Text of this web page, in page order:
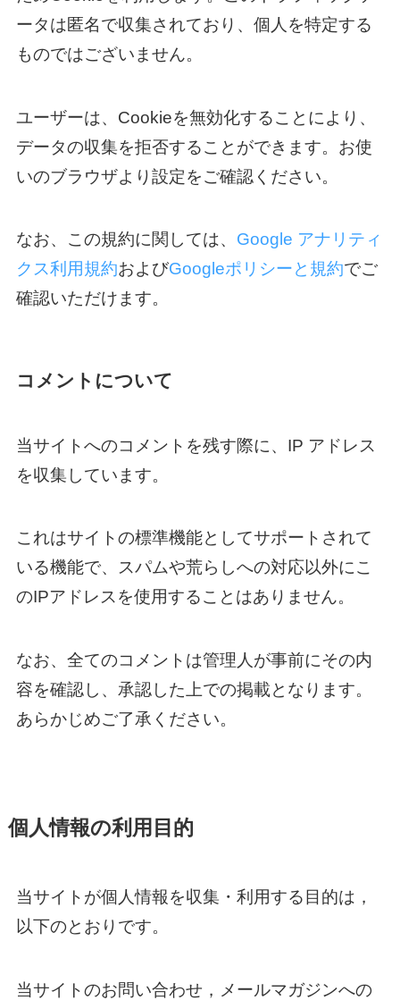
ータは匿名で収集されており、個人を特定する
ものではございません。
ユーザーは、Cookieを無効化することにより、
データの収集を拒否することができます。お使
いのブラウザより設定をご確認ください。
なお、この規約に関しては、 Google アナリティ
クス利用規約およびGoogleポリシーと規約でご
確認いただけます。
コメントについて
当サイトへのコメントを残す際に、IP アドレス
を収集しています。
これはサイトの標準機能としてサポートされて
いる機能で、スパムや荒らしへの対応以外にこ
のIPアドレスを使用することはありません。
なお、全てのコメントは管理人が事前にその内
容を確認し、承認した上での掲載となります。
あらかじめご了承ください。
個人情報の利用目的
当サイトが個人情報を収集・利用する目的は，
以下のとおりです。
当サイトのお問い合わせ，メールマガジンへの